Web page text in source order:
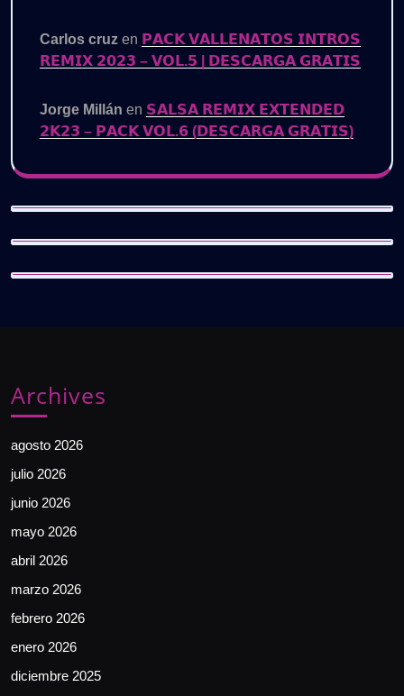
Carlos cruz en 𝗣𝗔𝗖𝗞 𝗩𝗔𝗟𝗟𝗘𝗡𝗔𝗧𝗢𝗦 𝗜𝗡𝗧𝗥𝗢𝗦
𝗥𝗘𝗠𝗜𝗫 𝟮𝟬𝟮𝟯 – 𝗩𝗢𝗟.𝟱 | 𝗗𝗘𝗦𝗖𝗔𝗥𝗚𝗔 𝗚𝗥𝗔𝗧𝗜𝗦
Jorge Millán en 𝗦𝗔𝗟𝗦𝗔 𝗥𝗘𝗠𝗜𝗫 𝗘𝗫𝗧𝗘𝗡𝗗𝗘𝗗
𝟮𝗞𝟮𝟯 – 𝗣𝗔𝗖𝗞 𝗩𝗢𝗟.𝟲 (𝗗𝗘𝗦𝗖𝗔𝗥𝗚𝗔 𝗚𝗥𝗔𝗧𝗜𝗦)
Archives
agosto 2026
julio 2026
junio 2026
mayo 2026
abril 2026
marzo 2026
febrero 2026
enero 2026
diciembre 2025